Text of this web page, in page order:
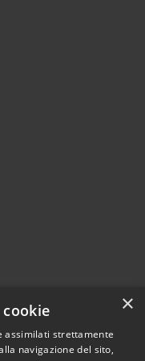
×
assimilati strettamente
navigazione del sito,